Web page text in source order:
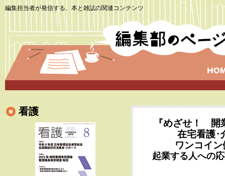
編集担当者が発信する、本と雑誌の関連コンテンツ
『めざせ！ 開
在宅看護･
ワンコイ
起業する人への
看護